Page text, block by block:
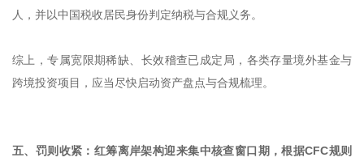
人，并以中国税收居民身份判定纳税与合规义务。
综上，专属宽限期稀缺、长效稽查已成定局，各类存量境外基金与
跨境投资项目，应当尽快启动资产盘点与合规梳理。
五、 罚则收紧：红筹离岸架构迎来集中核查窗口期，根据CFC规则